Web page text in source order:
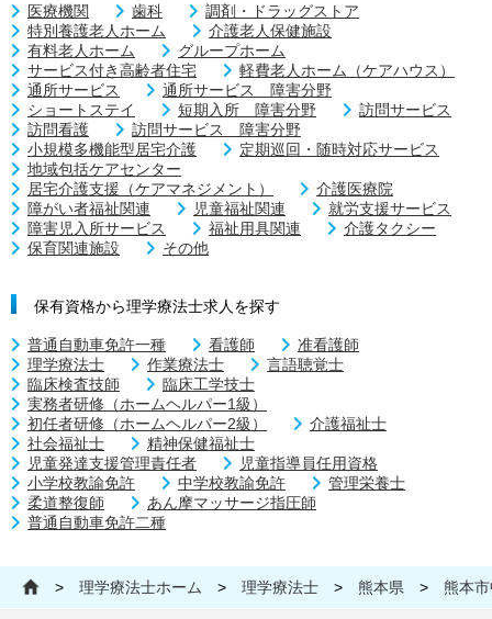
医療機関 歯科
調剤・ドラッグストア
特別養護老人ホーム
介護老人保健施設
有料老人ホーム
グループホーム
サービス付き高齢者住宅
軽費老人ホーム（ケアハウス）
通所サービス
通所サービス 障害分野
ショートステイ
短期入所 障害分野
訪問サービス
訪問看護
訪問サービス 障害分野
小規模多機能型居宅介護
定期巡回・随時対応サービス
地域包括ケアセンター
居宅介護支援（ケアマネジメント）
介護医療院
障がい者福祉関連
児童福祉関連
就労支援サービス
障害児入所サービス
福祉用具関連
介護タクシー
保育関連施設
その他
保有資格から理学療法士求人を探す
普通自動車免許一種 看護師
准看護師
理学療法士
作業療法士
言語聴覚士
臨床検査技師
臨床工学技士
実務者研修（ホームヘルパー1級）
初任者研修（ホームヘルパー2級）
介護福祉士
社会福祉士
精神保健福祉士
児童発達支援管理責任者
児童指導員任用資格
小学校教諭免許
中学校教諭免許
管理栄養士
柔道整復師
あん摩マッサージ指圧師
普通自動車免許二種
> 理学療法士ホーム > 理学療法士 > 熊本県 > 熊本